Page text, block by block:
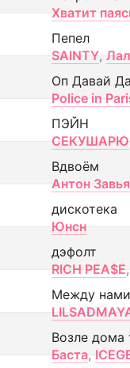
Хватит
Пепел
SAINTY,
Оп Давай
Police in
ПЭЙН
СЕКУШАРЮ
Вдвоём
Антон
дискотека
Юнсн
дэфолт
RICH PEA$E,
Между нами
Возле дома
Баста,